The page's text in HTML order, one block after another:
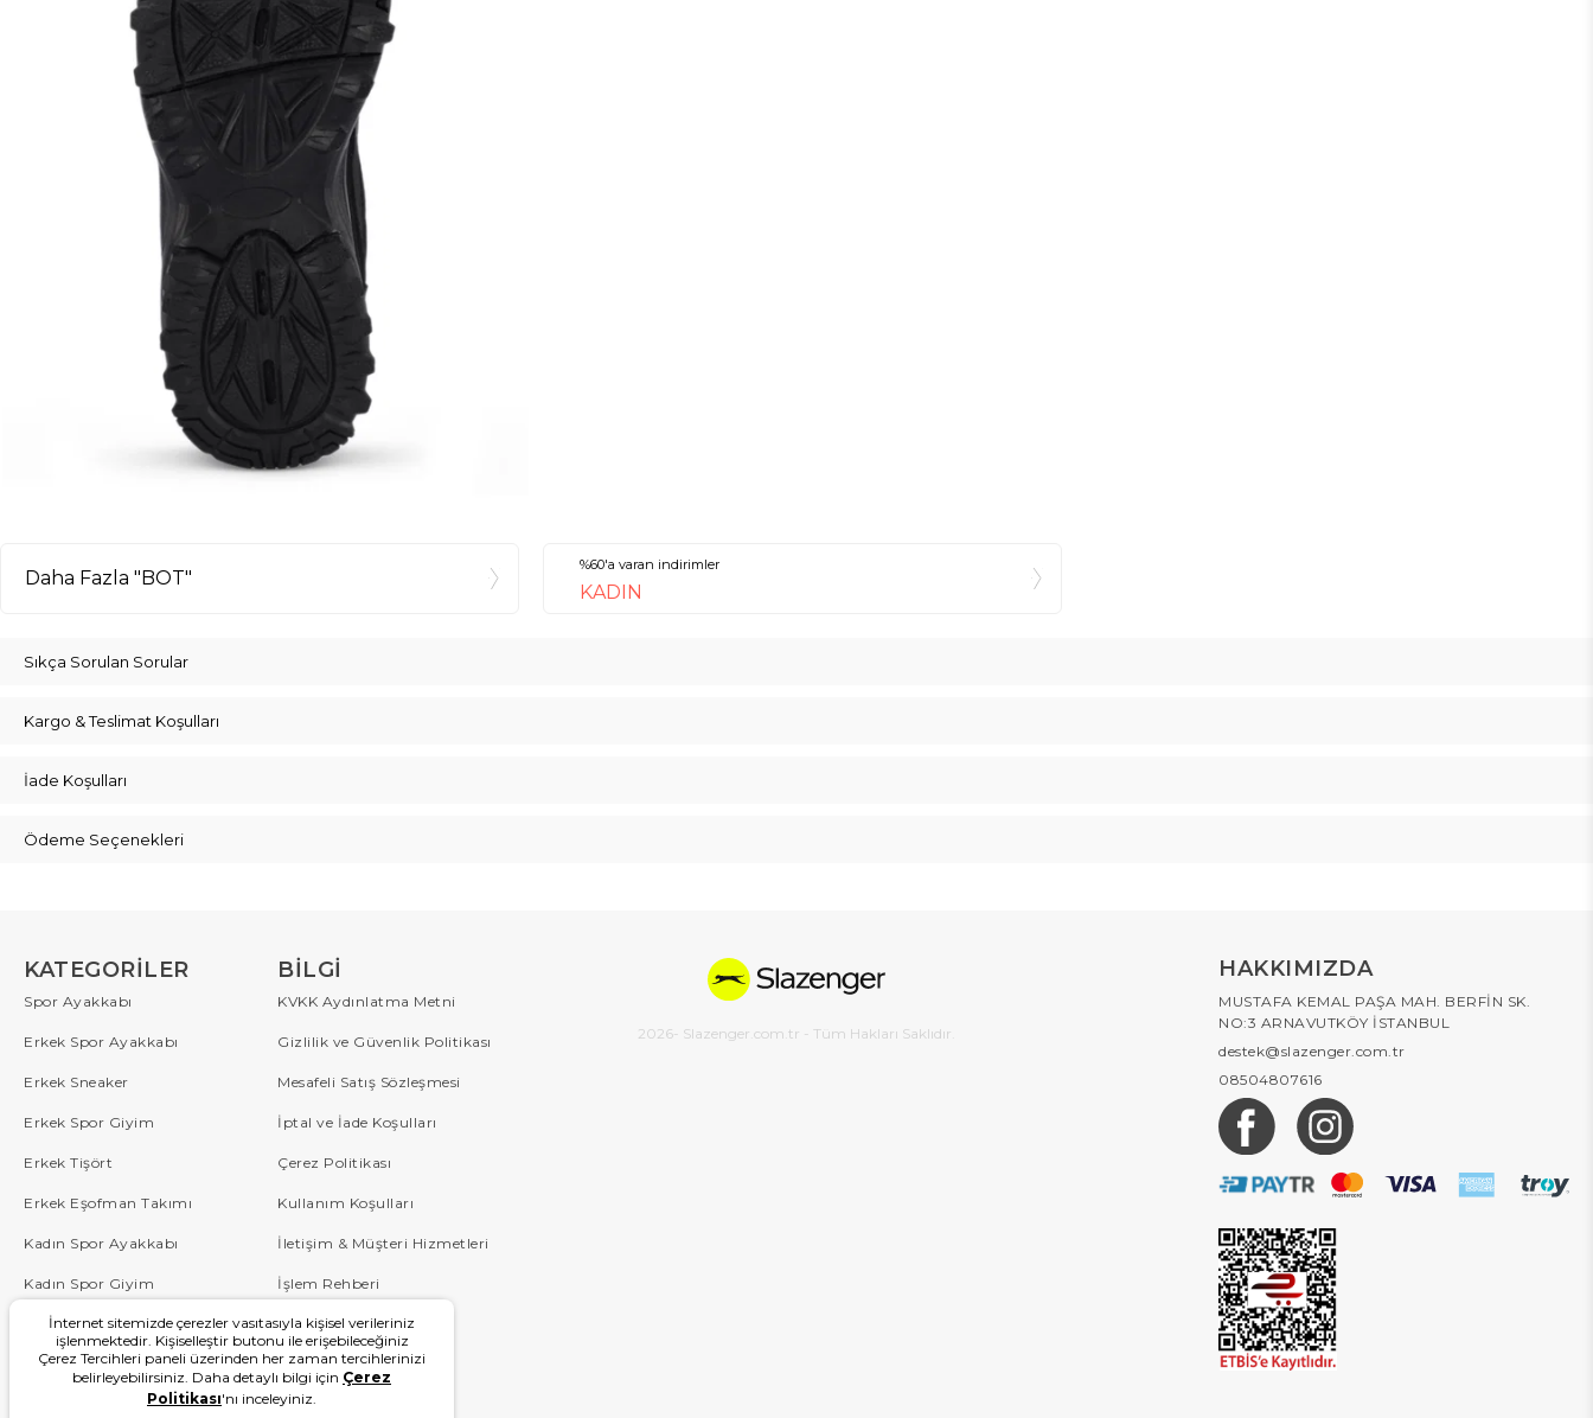
Daha Fazla "BOT"
%60'a varan indirimler
KADIN
Sıkça Sorulan Sorular
Kargo & Teslimat Koşulları
İade Koşulları
Ödeme Seçenekleri
KATEGORILER
Spor Ayakkabı
Erkek Spor Ayakkabı
Erkek Sneaker
Erkek Spor Giyim
Erkek Tişört
Erkek Eşofman Takımı
Kadın Spor Ayakkabı
Kadın Spor Giyim
Çocuk
Blog
BILGI
KVKK Aydınlatma Metni
Gizlilik ve Güvenlik Politikası
Mesafeli Satış Sözleşmesi
İptal ve İade Koşulları
Çerez Politikası
Kullanım Koşulları
İletişim & Müşteri Hizmetleri
İşlem Rehberi
Sipariş Takip
Sıkça Sorulan Sorular
Kampanyalar
2026- Slazenger.com.tr - Tüm Hakları Saklıdır.
HAKKIMIZDA
MUSTAFA KEMAL PAŞA MAH. BERFİN SK.
NO:3 ARNAVUTKÖY İSTANBUL
destek@slazenger.com.tr
08504807616
İnternet sitemizde çerezler vasıtasıyla kişisel verileriniz
işlenmektedir. Kişiselleştir butonu ile erişebileceğiniz
Çerez Tercihleri paneli üzerinden her zaman tercihlerinizi
belirleyebilirsiniz. Daha detaylı bilgi için Çerez
Politikası'nı inceleyiniz.